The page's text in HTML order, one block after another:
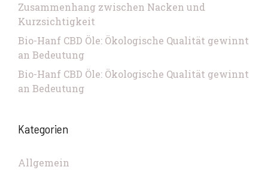
Zusammenhang zwischen Nacken und
Kurzsichtigkeit
Bio-Hanf CBD Öle: Ökologische Qualität gewinnt
an Bedeutung
Bio-Hanf CBD Öle: Ökologische Qualität gewinnt
an Bedeutung
Kategorien
Allgemein